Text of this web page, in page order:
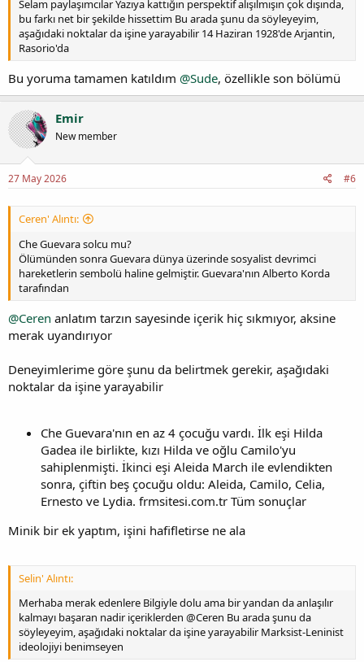
Selam paylaşımcılar Yazıya kattığın perspektif alışılmışın çok dışında,
bu farkı net bir şekilde hissettim Bu arada şunu da söyleyeyim,
aşağıdaki noktalar da işine yarayabilir 14 Haziran 1928'de Arjantin,
Rasorio'da
Bu yoruma tamamen katıldım @Sude, özellikle son bölümü
Emir
New member
27 May 2026 #6
Ceren' Alıntı:
Che Guevara solcu mu?
Ölümünden sonra Guevara dünya üzerinde sosyalist devrimci
hareketlerin sembolü haline gelmiştir. Guevara'nın Alberto Korda
tarafından
@Ceren anlatım tarzın sayesinde içerik hiç sıkmıyor, aksine
merak uyandırıyor
Deneyimlerime göre şunu da belirtmek gerekir, aşağıdaki
noktalar da işine yarayabilir
Che Guevara'nın en az 4 çocuğu vardı. İlk eşi Hilda
Gadea ile birlikte, kızı Hilda ve oğlu Camilo'yu
sahiplenmişti. İkinci eşi Aleida March ile evlendikten
sonra, çiftin beş çocuğu oldu: Aleida, Camilo, Celia,
Ernesto ve Lydia. frmsitesi.com.tr Tüm sonuçlar
Minik bir ek yaptım, işini hafifletirse ne ala
Selin' Alıntı:
Merhaba merak edenlere Bilgiyle dolu ama bir yandan da anlaşılır
kalmayı başaran nadir içeriklerden @Ceren Bu arada şunu da
söyleyeyim, aşağıdaki noktalar da işine yarayabilir Marksist-Leninist
ideolojiyi benimseyen